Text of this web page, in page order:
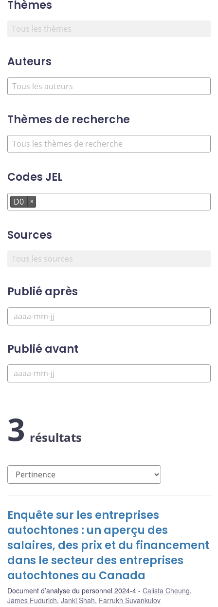
Thèmes
Auteurs
Thèmes de recherche
Codes JEL
D0 ×
Sources
Publié après
Publié avant
3 résultats
Enquête sur les entreprises
autochtones : un aperçu des
salaires, des prix et du financement
dans le secteur des entreprises
autochtones au Canada
Document d’analyse du personnel 2024-4 Calista Cheung,
James Fudurich, Janki Shah, Farrukh Suvankulov